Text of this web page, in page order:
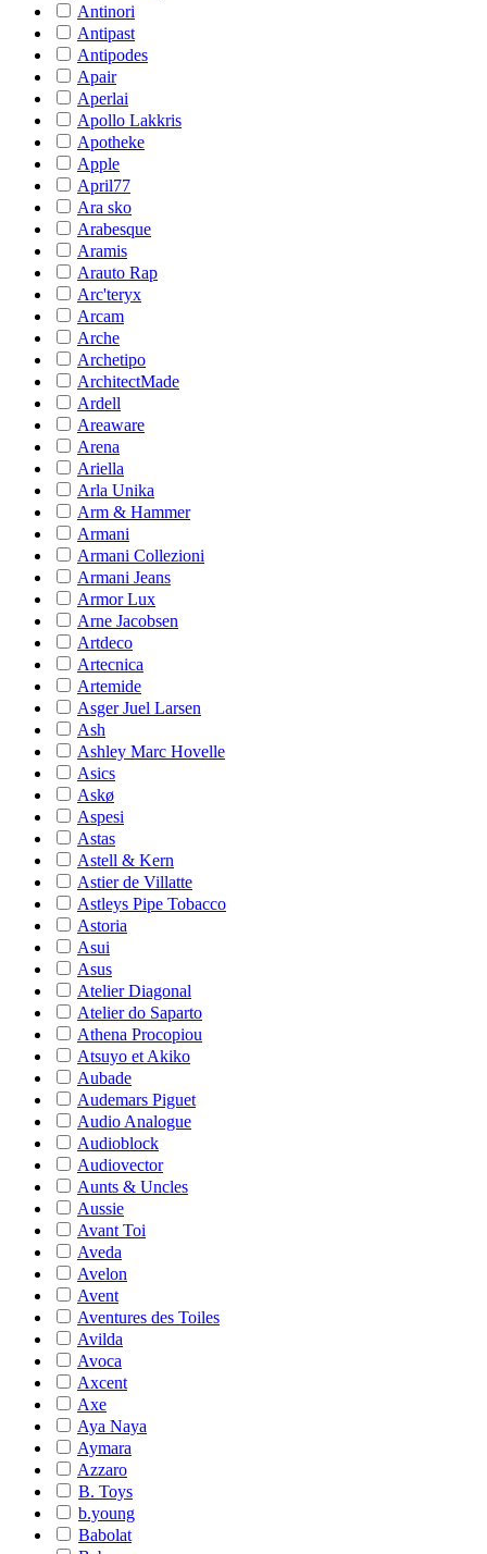
Antinori
Antipast
Antipodes
Apair
Aperlai
Apollo Lakkris
Apotheke
Apple
April77
Ara sko
Arabesque
Aramis
Arauto Rap
Arc'teryx
Arcam
Arche
Archetipo
ArchitectMade
Ardell
Areaware
Arena
Ariella
Arla Unika
Arm & Hammer
Armani
Armani Collezioni
Armani Jeans
Armor Lux
Arne Jacobsen
Artdeco
Artecnica
Artemide
Asger Juel Larsen
Ash
Ashley Marc Hovelle
Asics
Askø
Aspesi
Astas
Astell & Kern
Astier de Villatte
Astleys Pipe Tobacco
Astoria
Asui
Asus
Atelier Diagonal
Atelier do Saparto
Athena Procopiou
Atsuyo et Akiko
Aubade
Audemars Piguet
Audio Analogue
Audioblock
Audiovector
Aunts & Uncles
Aussie
Avant Toi
Aveda
Avelon
Avent
Aventures des Toiles
Avilda
Avoca
Axcent
Axe
Aya Naya
Aymara
Azzaro
B. Toys
b.young
Babolat